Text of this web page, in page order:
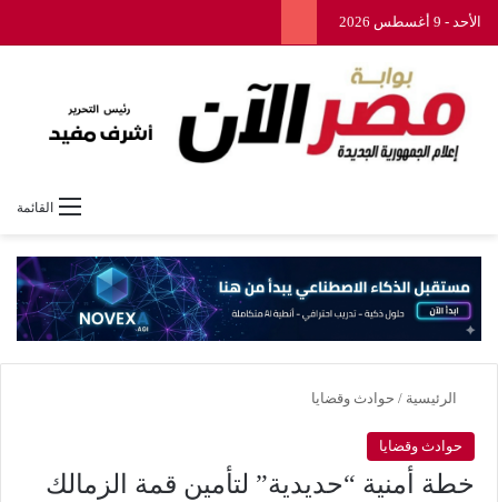
الأحد - 9 أغسطس 2026
القائمة
الرئيسية / حوادث وقضايا
حوادث وقضايا
خطة أمنية “حديدية” لتأمين قمة الزمالك